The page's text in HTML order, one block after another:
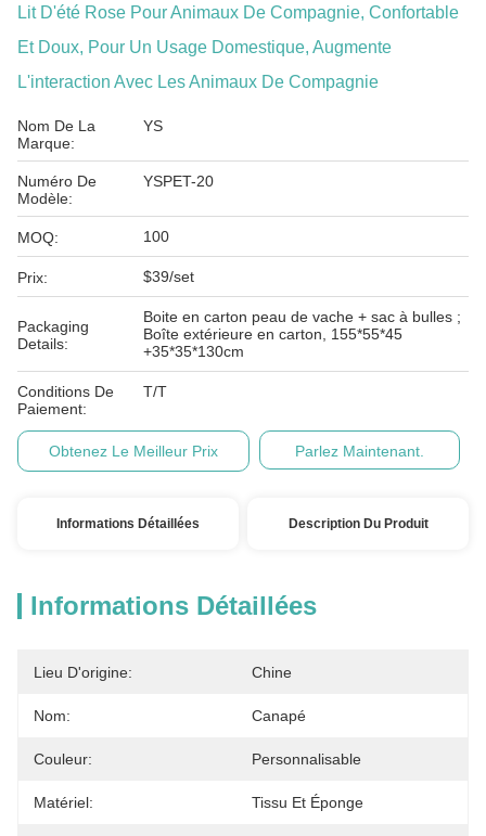
Lit D'été Rose Pour Animaux De Compagnie, Confortable
Et Doux, Pour Un Usage Domestique, Augmente
L'interaction Avec Les Animaux De Compagnie
Nom De La
Marque:
YS
Numéro De
Modèle:
YSPET-20
MOQ: 100
Prix: $39/set
Packaging
Details:
Boite en carton peau de vache + sac à bulles ;
Boîte extérieure en carton, 155*55*45
+35*35*130cm
Conditions De
Paiement:
T/T
Obtenez Le Meilleur Prix Parlez Maintenant.
Informations Détaillées Description Du Produit
Informations Détaillées
Lieu D'origine: Chine
Nom: Canapé
Couleur: Personnalisable
Matériel: Tissu Et Éponge